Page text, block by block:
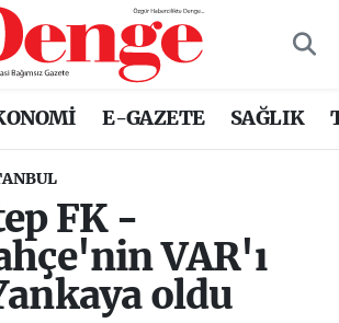
E-GAZETE SAĞLIK
FK -
VAR'ı
oldu
Durumu ve Fikstür